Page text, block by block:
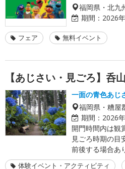
福岡県・北九
期間： 2026
フェア 無料イベント
【あじさい・見ごろ】呑
一面の青色あじ
福岡県・糟屋
期間： 2026
開門時間内は
見ごろ時期の目
前後する場合あ
体験イベント・アクティビティ